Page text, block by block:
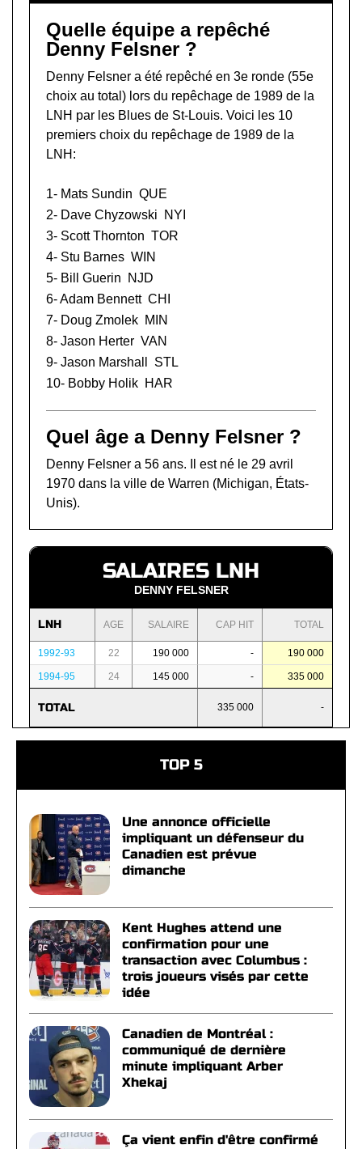
Quelle équipe a repêché
Denny Felsner ?
Denny Felsner a été repêché en 3e ronde (55e
choix au total) lors du repêchage de 1989 de la
LNH par les Blues de St-Louis. Voici les 10
premiers choix du repêchage de 1989 de la
LNH:
1- Mats Sundin QUE
2- Dave Chyzowski
NYI
3- Scott Thornton TOR
4- Stu Barnes WIN
5- Bill Guerin
NJD
6-Adam Bennett CHI
7- Doug Zmolek MIN
8- Jason Herter VAN
9- Jason Marshall
STL
10- Bobby Holik HAR
Quel âge a Denny Felsner ?
Denny Felsner a 56 ans. Il est né le 29 avril
1970 dans la ville de Warren (Michigan, États-
Unis).
SALAIRES LNH
DENNY FELSNER
LNH AGE SALAIRE CAP HIT TOTAL
1992-93 22 190 000 - 190 000
1994-95 24 145 000 - 335 000
TOTAL 335 000 -
TOP 5
Une annonce officielle
impliquant un défenseur du
Canadien est prévue
dimanche
Kent Hughes attend une
confirmation pour une
transaction avec Columbus :
trois joueurs visés par cette
idée
Canadien de Montréal :
communiqué de dernière
minute impliquant Arber
Xhekaj
Ça vient enfin d'être confirmé